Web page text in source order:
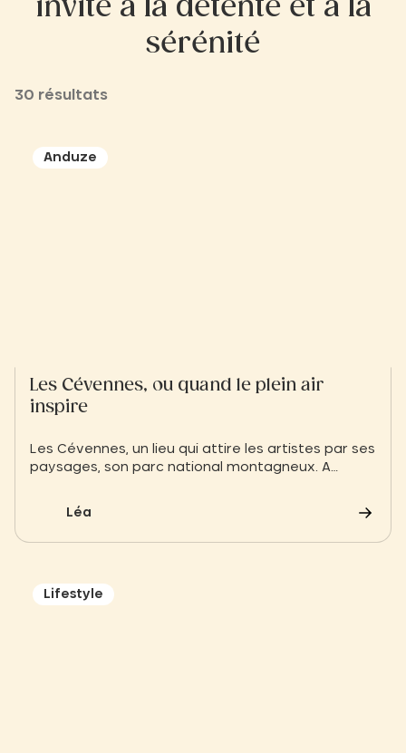
invite à la détente et à la
sérénité
30 résultats
Anduze
Les Cévennes, ou quand le plein air
inspire
Les Cévennes, un lieu qui attire les artistes par ses
paysages, son parc national montagneux. A
Rhône Alpes, petit descriptif des atouts de cette
Léa
Lifestyle